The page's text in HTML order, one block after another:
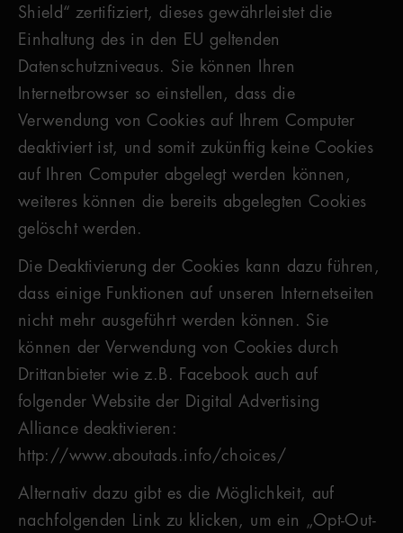
Shield“ zertifiziert, dieses gewährleistet die
Einhaltung des in den EU geltenden
Datenschutzniveaus. Sie können Ihren
Internetbrowser so einstellen, dass die
Verwendung von Cookies auf Ihrem Computer
deaktiviert ist, und somit zukünftig keine Cookies
auf Ihren Computer abgelegt werden können,
weiteres können die bereits abgelegten Cookies
gelöscht werden.
Die Deaktivierung der Cookies kann dazu führen,
dass einige Funktionen auf unseren Internetseiten
nicht mehr ausgeführt werden können. Sie
können der Verwendung von Cookies durch
Drittanbieter wie z.B. Facebook auch auf
folgender Website der Digital Advertising
Alliance deaktivieren:
http://www.aboutads.info/choices/
Alternativ dazu gibt es die Möglichkeit, auf
nachfolgenden Link zu klicken, um ein „Opt-Out-